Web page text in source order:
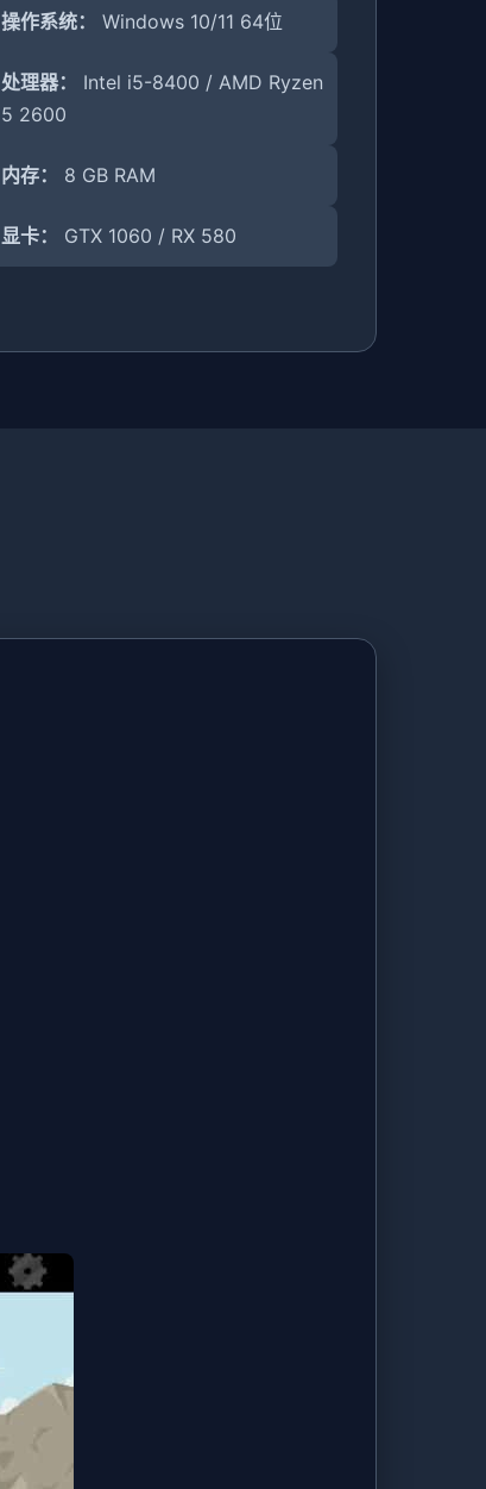
操作系统： Windows 10/11 64位
处理器：
Intel i5-8400 / AMD Ryzen
5 2600
内存： 8 GB RAM
显卡： GTX 1060 / RX 580